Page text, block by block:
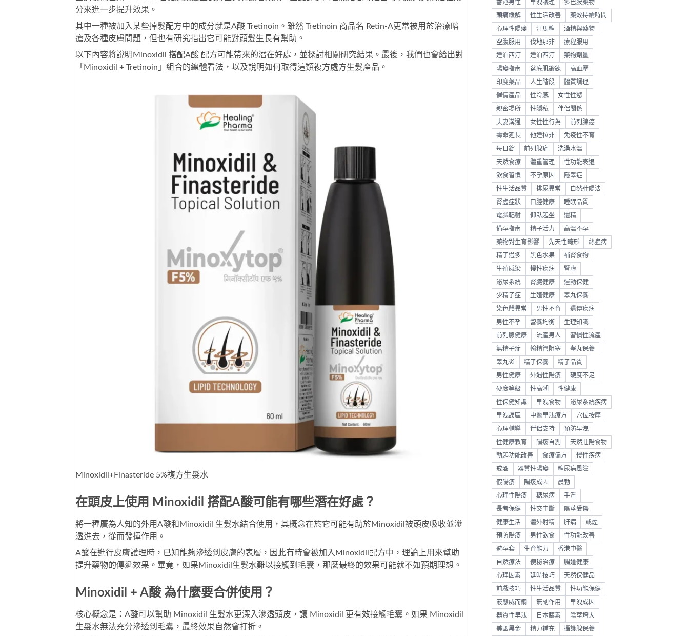
分來進一步提升效果。
其中一種被加入某些掉髮配方中的成分就是A酸 Tretinoin。雖然 Tretinoin 商品名 Retin-A更常被用於治療暗
瘡及各種皮膚問題，但也有研究指出它可能對頭髮生長有幫助。
以下內容將說明Minoxidil 搭配A酸 配方可能帶來的潛在好處，並探討相關研究結果。最後，我們也會給出對
「Minoxidil + Tretinoin」組合的總體看法，以及說明如何取得這類複方處方生髮產品。
Minoxidil+Finasteride 5%複方生髮水
在頭皮上使用 Minoxidil 搭配A酸可能有哪些潛在好處？
將一種廣為人知的外用A酸和Minoxidil 生髮水結合使用，其概念在於它可能有助於Minoxidil被頭皮吸收並滲
透進去，從而發揮作用。
A酸在進行皮膚護理時，已知能夠滲透到皮膚的表層，因此有時會被加入Minoxidil配方中，理論上用來幫助
提升藥物的傳遞效果。畢竟，如果Minoxidil生髮水難以接觸到毛囊，那麼最終的效果可能就不如預期理想。
Minoxidil + A酸 為什麼要合併使用？
核心概念是：A酸可以幫助 Minoxidil 生髮水更深入滲透頭皮，讓 Minoxidil 更有效接觸毛囊。如果 Minoxidil
生髮水無法充分滲透到毛囊，最終效果自然會打折。
香港男性 早洩護理 多巴胺藥物
頭痛緩解 性生活改善 藥效持續時間
心理性陽痿 汗馬糖 酒精與藥物
空腹服用 伐地那非 療程服用
達泊西汀 達泊西汀 藥物劑量
陽痿指南 盆底肌鍛鍊 高血壓
印度藥品 人生階段 體質調理
催情產品 性冷感 女性性慾
親密場所 性隱私 伴侶關係
夫妻溝通 女性性行為 前列腺癌
壽命延長 他達拉非 免疫性不育
每日錠 前列腺痛 洗澡水溫
天然食療 體重管理 性功能衰退
飲食習慣 不孕原因 隱睾症
性生活品質 排尿異常 自然壯陽法
腎虛症狀 口腔健康 睡眠品質
電腦輻射 仰臥起坐 遺精
備孕指南 精子活力 高溫不孕
藥物對生育影響 先天性畸形 絲蟲病
精子過多 黑色水果 補腎食物
生殖感染 慢性疾病 腎虛
泌尿系統 腎臟健康 運動保健
少精子症 生殖健康 睾丸保養
染色體異常 男性不育 遺傳疾病
男性不孕 營養均衡 生理知識
前列腺健康 流產男人 習慣性流產
無精子症 輸精管阻塞 睾丸保養
睾丸炎 精子保養 精子品質
男性健康 外遇性陽痿 硬度不足
硬度等級 性高潮 性健康
性保健知識 早洩食物 泌尿系統疾病
早洩誤區 中醫早洩療方 穴位按摩
心理輔導 伴侶支持 預防早洩
性健康教育 陽痿自測 天然壯陽食物
勃起功能改善 食療偏方 慢性疾病
戒酒 器質性陽痿 糖尿病風險
假陽痿 陽痿成因 晨勃
心理性陽痿 糖尿病 手淫
長者保健 性交中斷 陰莖受傷
健康生活 體外射精 肝病 戒煙
預防陽痿 男性飲食 性功能改善
避孕套 生育能力 香港中醫
自然療法 便秘治療 腸道健康
心理因素 延時技巧 天然保健品
前戲技巧 性生活品質 性功能保健
液態威而鋼 無副作用 早洩成因
器質性早洩 日本藤素 陰莖增大
美國黑金 精力補充 攝護腺保養